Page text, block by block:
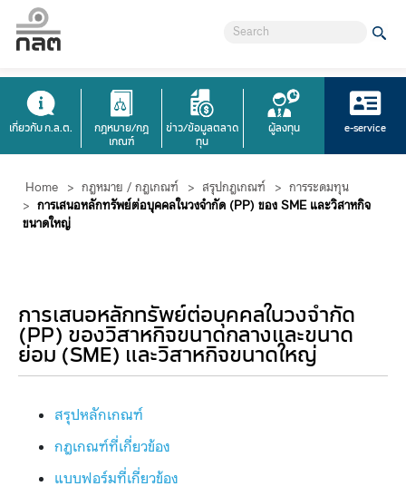
เกี่ยวกับ ก.ล.ต.
กฎหมาย/กฎ
เกณฑ์
ข่าว/ข้อมูลตลาด
ทุน
ผู้ลงทุน e-service
Home > กฎหมาย / กฎเกณฑ์ > สรุปกฎเกณฑ์ > การระดมทุน
> การเสนอหลักทรัพย์ต่อบุคคลในวงจำกัด (PP) ของ SME และวิสาหกิจ
ขนาดใหญ่
การเสนอหลักทรัพย์ต่อบุคคลในวงจำกัด
(PP) ของวิสาหกิจขนาดกลางและขนาด
ย่อม (SME) และวิสาหกิจขนาดใหญ่
สรุปหลักเกณฑ์
กฎเกณฑ์ที่เกี่ยวข้อง​
แบบฟอร์มที่เกี่ยวข้อง​